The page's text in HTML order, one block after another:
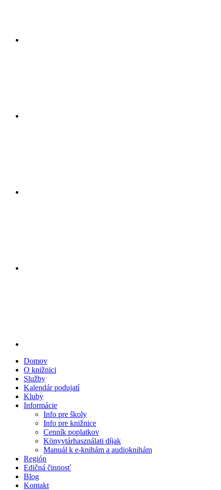
Domov
O knižnici
Služby
Kalendár podujatí
Kluby
Informácie
Info pre školy
Info pre knižnice
Cenník poplatkov
Könyvtárhasználati díjak
Manuál k e-knihám a audioknihám
Región
Edičná činnosť
Blog
Kontakt